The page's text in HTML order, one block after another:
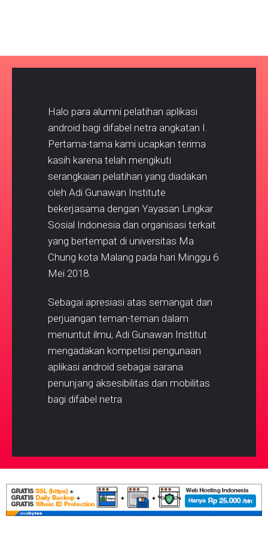
Halo para alumni pelatihan aplikasi
android bagi difabel netra angkatan I.
Pertama-tama kami ucapkan terima
kasih karena telah mengikuti
serangkaian pelatihan yang diadakan
oleh Adi Gunawan Institute
bekerjasama dengan Yayasan Lingkar
Sosial Indonesia dan organisasi terkait
yang bertempat di universitas Ma
Chung kota Malang pada hari Minggu 6
Mei 2018.
Sebagai apresiasi atas semangat dan
perjuangan teman-teman dalam
menuntut ilmu, Adi Gunawan Institut
mengadakan kompetisi pengunaan
aplikasi android sebagai sarana
penunjang aksesibilitas dan mobilitas
bagi difabel netra